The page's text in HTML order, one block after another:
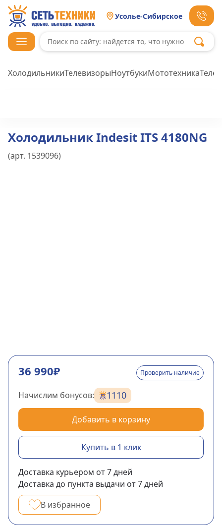
Усолье-Сибирское
ХолодильникиТелевизорыНоутбукиМототехника
Холодильник Indesit ITS 4180NG
(арт. 1539096)
36 990₽ Проверить наличие
Начислим бонусов: 1110
Добавить в корзину
Купить в 1 клик
Доставка курьером от 7дней
Доставка до пункта выдачи от 7дней
В избранное